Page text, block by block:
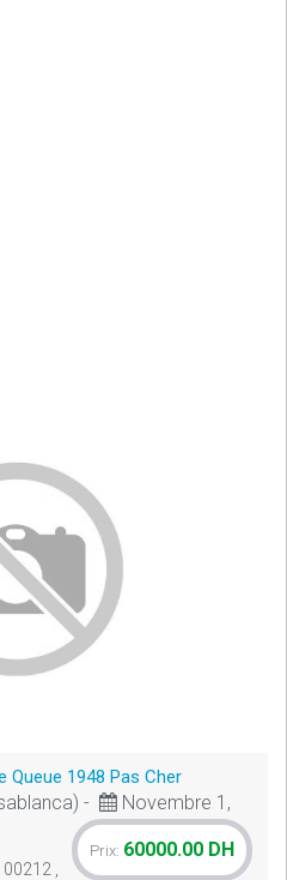
Queue 1948 Pas Cher
-
Novembre 1,
Prix: 60000.00 DH
,